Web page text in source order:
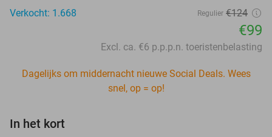
Verkocht: 1.668
Regulier €124
€99
Excl. ca. €6 p.p.p.n. toeristenbelasting
Dagelijks om middernacht nieuwe Social Deals. Wees
snel, op = op!
In het kort